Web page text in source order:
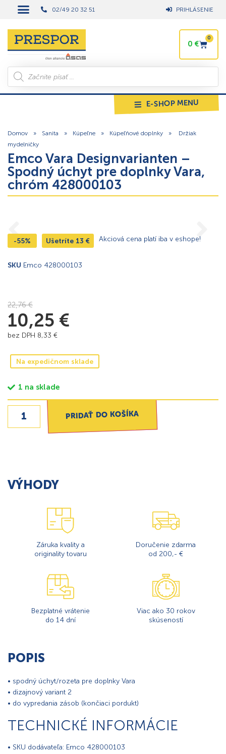
02/49 20 32 51 PRIHLÁSENIE
0 €
0
E-SHOP MENU
Domov » Sanita » Kúpeľne » Kúpeľňové doplnky »
Držiak
mydelničky
Emco Vara Designvarianten –
Spodný úchyt pre doplnky Vara,
chróm 428000103
-55% Ušetríte 13 € Akciová cena platí iba v eshope!
SKU Emco 428000103
22,76€
10,25 €
bez DPH 8,33 €
Na expedičnom sklade
1 na sklade
PRIDAŤ DO KOŠÍKA
VÝHODY
Záruka kvality a
originality tovaru
Doručenie zdarma
od 200,- €
Bezplatné vrátenie
do 14 dní
Viac ako 30 rokov
skúseností
POPIS
• spodný úchyt/rozeta pre doplnky Vara
• dizajnový variant 2
• do vypredania zásob (končiaci pordukt)
TECHNICKÉ INFORMÁCIE
• SKU dodávateľa: Emco 428000103